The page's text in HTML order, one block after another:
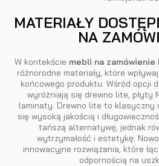
MATERIAŁY
NA
W kontekście mebli na zamówienie
różnorodne materiały, które
końcowego produktu. Wśród opcji
wyróżniają się drewno lite, płyty
laminaty. Drewno lite to klasyczny
się wysoką jakością i
tańszą alternatywę, jednak
wytrzymałość i estetykę.
innowacyjne rozwiązania, które
odpornością na